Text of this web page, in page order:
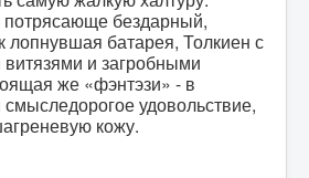
бездарный,
лопнувшая батарея, Толкиен с
и загробными
же «фэнтэзи» - в
смыследорогое удовольствие,
кожу.